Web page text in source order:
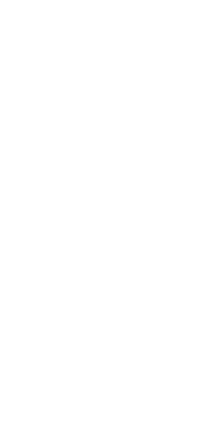
globalnej
(NLS) 2025,
zapewniły
Racing Team
Stipplera. Po
miejsce na
GT3 z
wysokie
nad
i dostarcza
generalnej)
osiągów opon
wyścigów,
Pro.